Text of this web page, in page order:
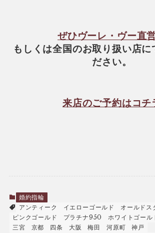
ぜひヴーレ・ヴー直
もしくは全国のお取り扱い店に
ださい。
来店のご予約はコチ
婚約指輪
アンティーク
イエローゴールド オールドス
ピンクゴールド
プラチナ950 ホワイトゴール
三宮
京都 四条 大阪 梅田 河原町
神戸